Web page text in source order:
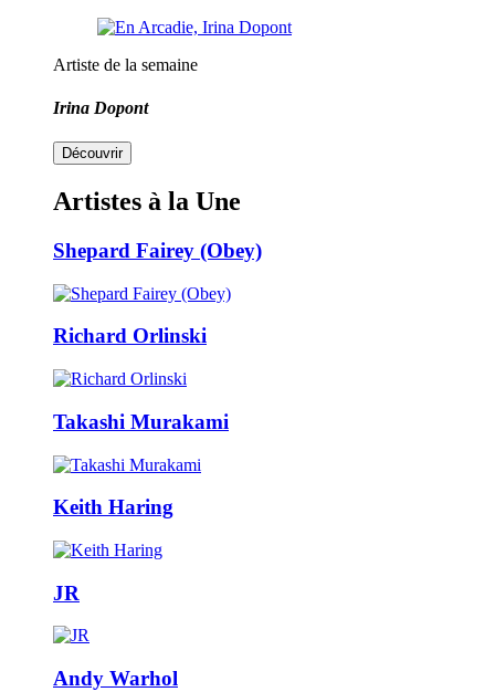
Artiste de la semaine
Irina Dopont
Découvrir
Artistes à la Une
Shepard Fairey (Obey)
Richard Orlinski
Takashi Murakami
Keith Haring
JR
Andy Warhol